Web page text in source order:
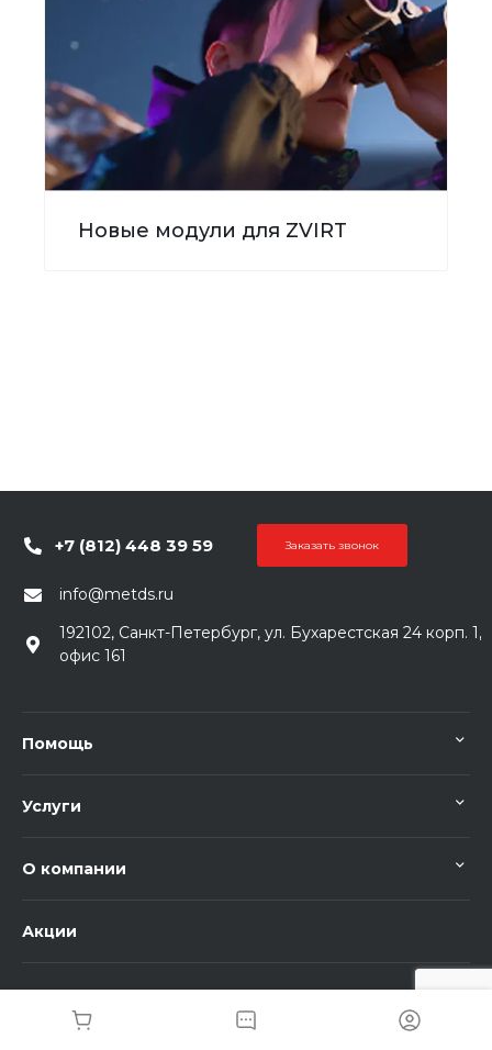
Новые модули для ZVIRT
+7 (812) 448 39 59 Заказать звонок
info@metds.ru
192102, Санкт-Петербург, ул. Бухарестская 24 корп. 1,
офис 161
Помощь
Услуги
О компании
Акции